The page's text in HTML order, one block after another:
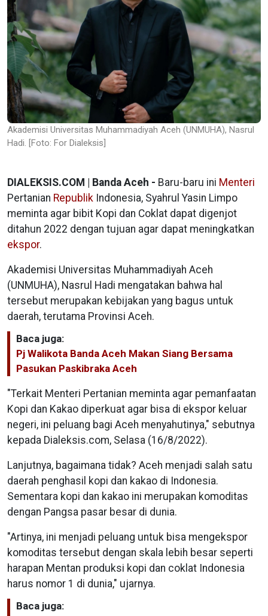
Akademisi Universitas Muhammadiyah Aceh (UNMUHA), Nasrul
Hadi. [Foto: For Dialeksis]
DIALEKSIS.COM | Banda Aceh - Baru-baru ini Menteri
Pertanian Republik Indonesia, Syahrul Yasin Limpo
meminta agar bibit Kopi dan Coklat dapat digenjot
ditahun 2022 dengan tujuan agar dapat meningkatkan
ekspor.
Akademisi Universitas Muhammadiyah Aceh
(UNMUHA), Nasrul Hadi mengatakan bahwa hal
tersebut merupakan kebijakan yang bagus untuk
daerah, terutama Provinsi Aceh.
Baca juga:
Pj Walikota Banda Aceh Makan Siang Bersama
Pasukan Paskibraka Aceh
"Terkait Menteri Pertanian meminta agar pemanfaatan
Kopi dan Kakao diperkuat agar bisa di ekspor keluar
negeri, ini peluang bagi Aceh menyahutinya," sebutnya
kepada Dialeksis.com, Selasa (16/8/2022).
Lanjutnya, bagaimana tidak? Aceh menjadi salah satu
daerah penghasil kopi dan kakao di Indonesia.
Sementara kopi dan kakao ini merupakan komoditas
dengan Pangsa pasar besar di dunia.
"Artinya, ini menjadi peluang untuk bisa mengekspor
komoditas tersebut dengan skala lebih besar seperti
harapan Mentan produksi kopi dan coklat Indonesia
harus nomor 1 di dunia," ujarnya.
Baca juga: